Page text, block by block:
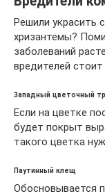
Решили украсить
хризантемы?
заболеваний
вредителей стоит
Западный цветочный
Если на цветке
будет покрыт
такого цветка
Паутинный клещ
Обосновывается